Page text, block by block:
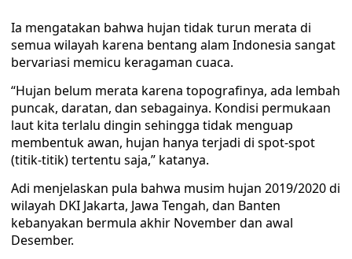
Ia mengatakan bahwa hujan tidak turun merata di
semua wilayah karena bentang alam Indonesia sangat
bervariasi memicu keragaman cuaca.
“Hujan belum merata karena topografinya, ada lembah
puncak, daratan, dan sebagainya. Kondisi permukaan
laut kita terlalu dingin sehingga tidak menguap
membentuk awan, hujan hanya terjadi di spot-spot
(titik-titik) tertentu saja,” katanya.
Adi menjelaskan pula bahwa musim hujan 2019/2020 di
wilayah DKI Jakarta, Jawa Tengah, dan Banten
kebanyakan bermula akhir November dan awal
Desember.